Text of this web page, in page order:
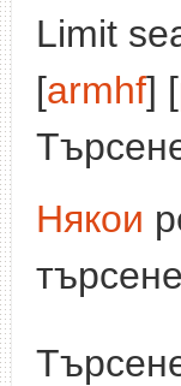
Limit
[armhf] [
Някои